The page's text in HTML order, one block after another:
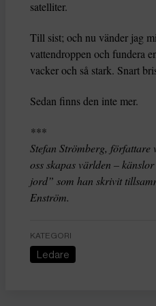
satelliter.
Till sist; och nu vänder jag
vattendroppen och fundera
vacker och så stark. Snart
Sedan finns den inte mer.
***
Stefan Strömberg, författare
oss skapas världen –
jord” som han skrivit
Enström.
KATEGORI
Ledare